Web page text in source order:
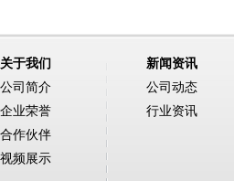
关于我们
公司简介
企业荣誉
合作伙伴
视频展示
新闻资讯
公司动态
行业资讯